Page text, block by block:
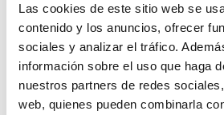
Las cookies de este sitio web se
contenido y los anuncios, ofrecer
sociales y analizar el tráfico.
información sobre el uso que haga
nuestros partners de redes
web, quienes pueden combinarla
chevron_left chevron_right